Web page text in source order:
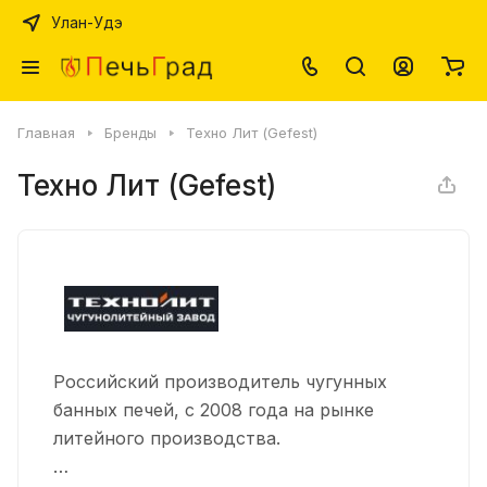
Улан-Удэ
Главная Бренды Техно Лит (Gefest)
Техно Лит (Gefest)
Российский производитель чугунных
банных печей, с 2008 года на рынке
литейного производства.